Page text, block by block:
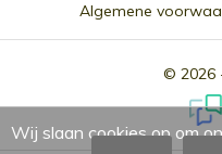
© 2026
Algemene
Wij slaan cookies op om